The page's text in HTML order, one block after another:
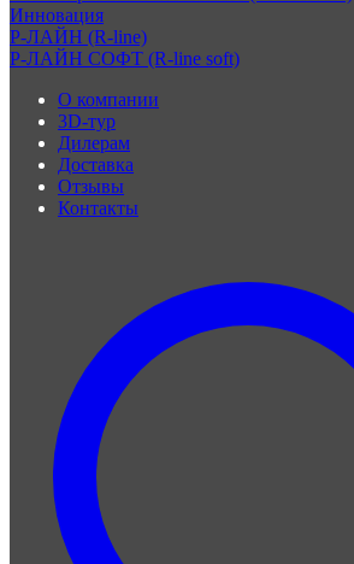
Инновация
Р-ЛАЙН (R-line)
Р-ЛАЙН СОФТ (R-line soft)
О компании
3D-тур
Дилерам
Доставка
Отзывы
Контакты